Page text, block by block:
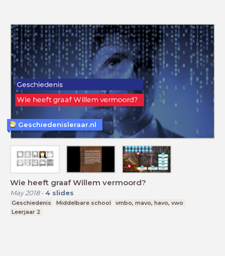
Wie heeft graaf Willem vermoord?
May 2018- 4 slides
Geschiedenis Middelbare school
vmbo, mavo, havo, vwo
Leerjaar 2
Geschiedenisleraar.nl